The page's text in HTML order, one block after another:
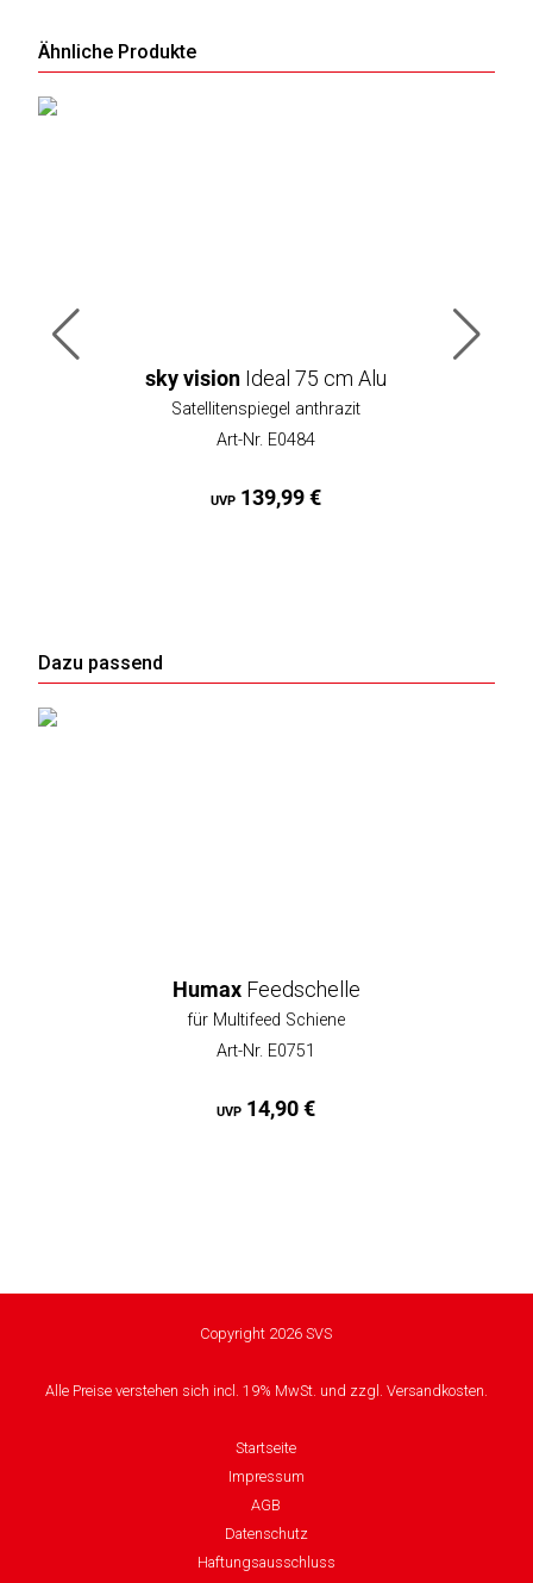
Ähnliche Produkte
sky vision Ideal 75 cm Alu
Satellitenspiegel anthrazit
Art-Nr. E0484
UVP 139,99 €
Dazu passend
HumaxFeedschelle
für Multifeed Schiene
Art-Nr. E0751
UVP 14,90 €
Copyright 2026 SVS
Alle Preise verstehen sich incl. 19% MwSt. und zzgl. Versandkosten.
Startseite
Impressum
AGB
Datenschutz
Haftungsausschluss